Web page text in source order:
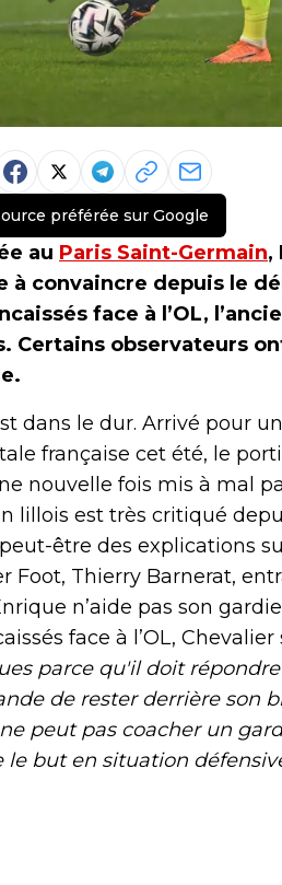
préférée sur Google
au Paris Saint-Germain,
à convaincre depuis le
face à l’OL,
Certains observateurs
dans le dur. Arrivé pour
française cet été, le
nouvelle fois mis à mal
lillois est très critiqué
être des explications
Foot, Thierry Barnerat,
n’aide pas son
face à l’OL,
parce qu'il doit
de rester derrière son
peut pas coacher un
but en situation